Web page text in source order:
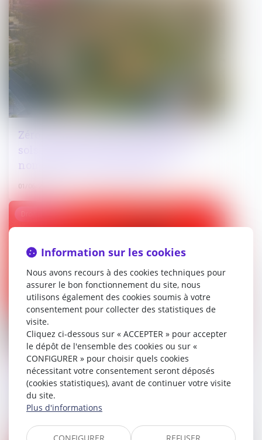
Zéro artificialisation nette (ZAN) des
sols : après la loi climat de 2021, de
nombreux assouplissements
01/06/2026
Nullités de procédure : la Cour de
cassation exige une désignation
précise des actes contestés
Droit pénal
Information sur les cookies
Nous avons recours à des cookies techniques pour
assurer le bon fonctionnement du site, nous
utilisons également des cookies soumis à votre
consentement pour collecter des statistiques de
visite.
Cliquez ci-dessous sur « ACCEPTER » pour accepter
le dépôt de l'ensemble des cookies ou sur «
CONFIGURER » pour choisir quels cookies
nécessitant votre consentement seront déposés
(cookies statistiques), avant de continuer votre visite
du site.
Plus d'informations